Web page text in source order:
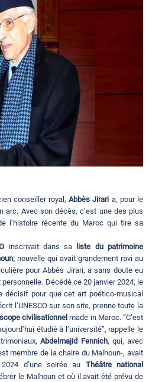
conseiller royal,Abbès Jirari a, pour le
arc. Avec son décès, c’est une des plus
l’histoire récente du Maroc qui tire sa
inscrivait dans sa
liste du patrimoine
nouvelle qui avait grandement ravi au
pour Abbès Jirari, a sans doute eu
Décédé ce 20 janvier 2024, le
pour que cet art poético-musical
l’UNESCO sur son site, prenne toute la
civilisationnel made in Maroc. “C’est
étudié à l’université”, rappelle le
Abdelmajid Fennich, qui, avec
membre de la chaire du Malhoun-, avait
d’une soirée au Théâtre national
le Malhoun et où il avait été prévu de